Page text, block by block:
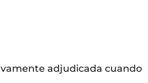
adjudicada cuando